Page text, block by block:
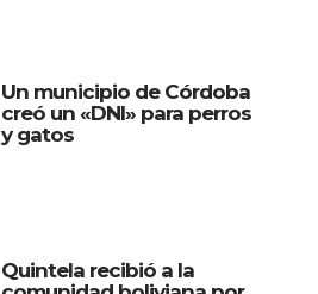
Un municipio de Córdoba
creó un «DNI» para perros
y gatos
Quintela recibió a la